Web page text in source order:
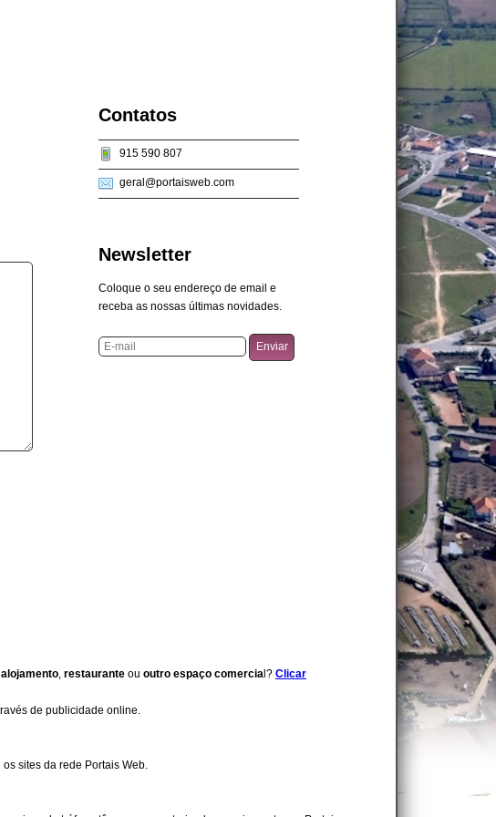
Contatos
915 590 807
geral@portaisweb.com
Newsletter
Coloque o seu endereço de email e
receba as nossas últimas novidades.
alojamento, restaurante ou outro espaço comercia l? Clicar
de publicidade online.
sites da rede Portais Web.